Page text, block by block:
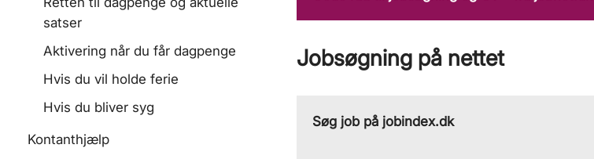
satser
Aktivering når du får dagpenge
Hvis du vil holde ferie
Hvis du bliver syg
Kontanthjælp
Jobsøgning på nettet
Søg job på jobindex.dk